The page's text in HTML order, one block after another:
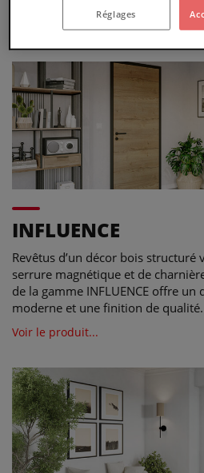
Voir le produit...
INFLUENCE
Revêtus d’un décor bois structuré
serrure magnétique et de
de la gamme INFLUENCE offre
moderne et une finition de qualité.
Voir le produit...
Réglages